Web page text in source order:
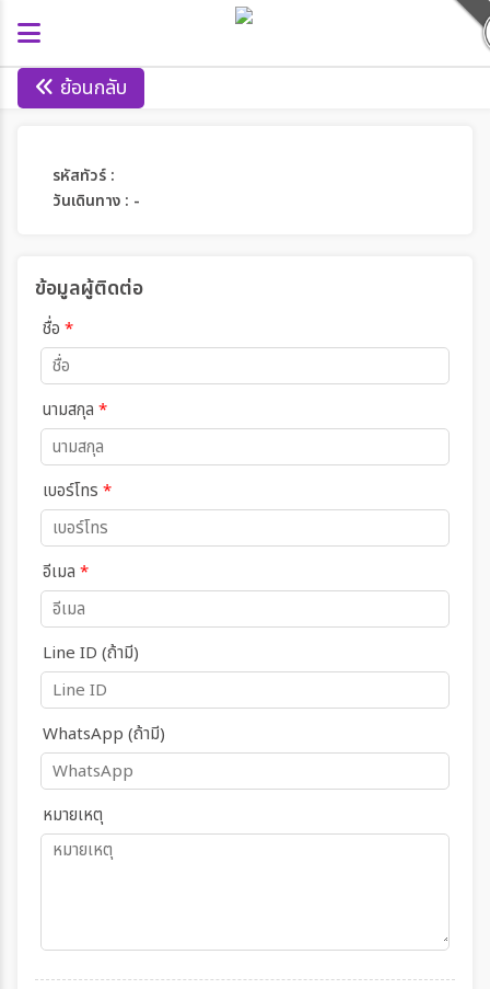
ย้อนกลับ
รหัสทัวร์ :
วันเดินทาง : -
ข้อมูลผู้ติดต่อ
ชื่อ *
นามสกุล *
เบอร์โทร *
อีเมล *
Line ID (ถ้ามี)
WhatsApp (ถ้ามี)
หมายเหตุ